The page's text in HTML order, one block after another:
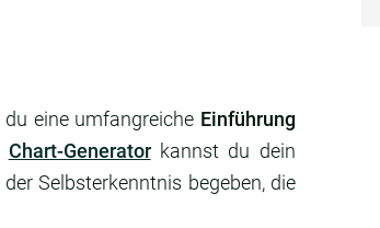
eine umfangreiche Einführung
Chart-Generatorkannst du dein
Selbsterkenntnis begeben, die